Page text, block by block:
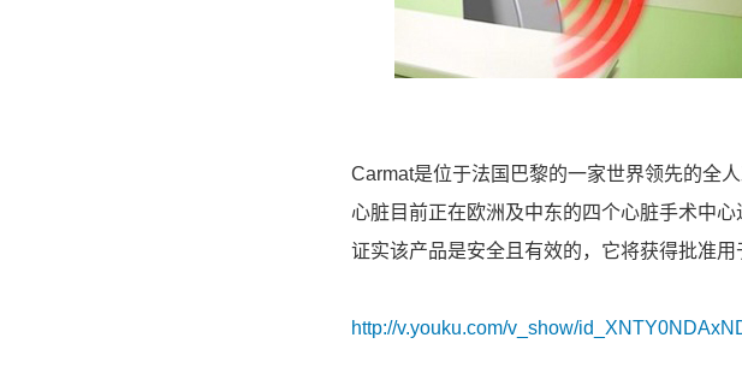
Carmat是位于法国巴黎的一家世界领先的全
心脏目前正在欧洲及中东的四个心脏手术中
证实该产品是安全且有效的，它将获得批准用
http://v.youku.com/v_show/